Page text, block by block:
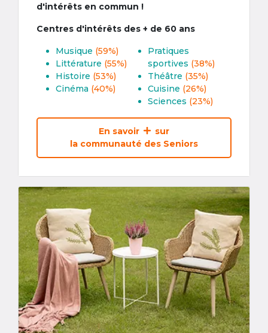
d'intérêts en commun !
Centres d'intérêts des + de 60 ans
Musique (59%)
Littérature (55%)
Histoire (53%)
Cinéma (40%)
Pratiques
sportives (38%)
Théâtre (35%)
Cuisine (26%)
Sciences (23%)
En savoir
sur
la communauté des Seniors